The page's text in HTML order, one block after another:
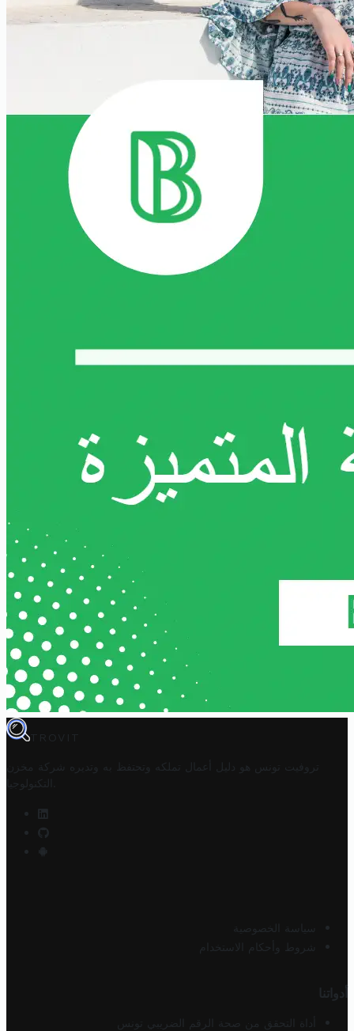
TROVIT
تروفيت تونس هو دليل أعمال تملكه وتحتفظ به وتديره
شركة مخزن
التكنولوجيا
سياسة الخصوصية
شروط وأحكام الاستخدام
أدواتنا
أداة التحقق من صحة الرقم الضريبي تونس